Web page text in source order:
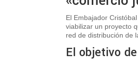
El Embajador
viabilizar un proyecto
red de distribución de
El objetivo